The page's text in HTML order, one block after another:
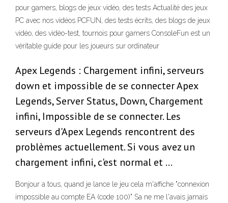
pour gamers, blogs de jeux vidéo, des tests Actualité des jeux
PC avec nos vidéos PCFUN, des tests écrits, des blogs de jeux
vidéo, des vidéo-test, tournois pour gamers ConsoleFun est un
véritable guide pour les joueurs sur ordinateur
Apex Legends : Chargement infini, serveurs
down et impossible de se connecter Apex
Legends, Server Status, Down, Chargement
infini, Impossible de se connecter. Les
serveurs d'Apex Legends rencontrent des
problèmes actuellement. Si vous avez un
chargement infini, c'est normal et …
Bonjour a tous, quand je lance le jeu cela m'affiche "connexion
impossible au compte EA (code 100)" Sa ne me l'avais jamais